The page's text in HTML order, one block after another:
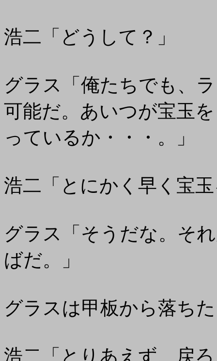
浩二「どうして？」
グラス「俺たちでも、
可能だ。あいつが宝玉
っているか・・・。」
浩二「とにかく早く宝
グラス「そうだな。そ
ばだ。」
グラスは甲板から落ちた
浩二「とりあえず、戻